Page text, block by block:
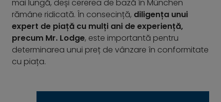
mai lungă, deși cererea de bază în München
rămâne ridicată. În consecință, diligența unui
expert de piață cu mulți ani de experiență,
precum Mr. Lodge, este importantă pentru
determinarea unui preț de vânzare în conformitate
cu piața.